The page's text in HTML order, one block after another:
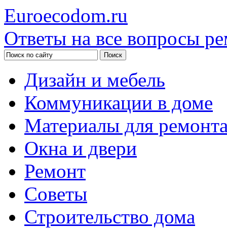
Euroecodom.ru
Ответы на все вопросы
Дизайн и мебель
Коммуникации в доме
Материалы для
Окна и двери
Ремонт
Советы
Строительство дома